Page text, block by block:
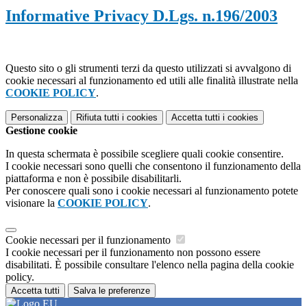
Informative Privacy D.Lgs. n.196/2003
Questo sito o gli strumenti terzi da questo utilizzati si avvalgono di
cookie necessari al funzionamento ed utili alle finalità illustrate nella
COOKIE POLICY.
Personalizza Rifiuta tutti i cookies Accetta tutti i cookies
Gestione cookie
In questa schermata è possibile scegliere quali cookie consentire.
I cookie necessari sono quelli che consentono il funzionamento della
piattaforma e non è possibile disabilitarli.
Per conoscere quali sono i cookie necessari al funzionamento potete
visionare la COOKIE POLICY.
Cookie necessari per il funzionamento
I cookie necessari per il funzionamento non possono essere
disabilitati. È possibile consultare l'elenco nella pagina della cookie
policy.
Accetta tutti Salva le preferenze